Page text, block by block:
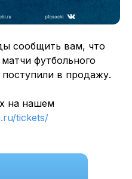
сообщить вам, что
футбольного
поступили в продажу.
на нашем
tickets/